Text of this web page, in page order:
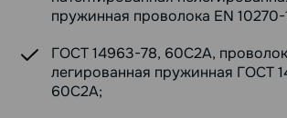
пружинная проволока EN 10270-
ГОСТ 14963-78, 60С2А,
легированная пружинная ГОСТ
60С2А;